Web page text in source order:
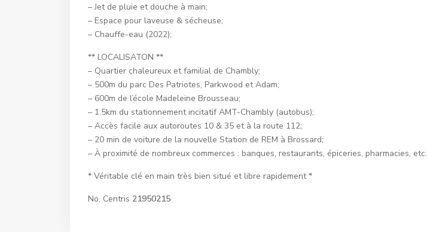
– Jet de pluie et douche à main;
– Espace pour laveuse & sécheuse;
– Chauffe-eau (2022);
** LOCALISATON **
– Quartier chaleureux et familial de Chambly;
– 500m du parc Des Patriotes, Parkwood et Adam;
– 600m de l’école Madeleine Brousseau;
– 1.5km du stationnement incitatif AMT-Chambly (autobus);
– Accès facile aux autoroutes 10 & 35 et à la route 112;
– 20 min de voiture de la nouvelle Station de REM à Brossard;
– À proximité de nombreux commerces : banques, restaurants, épiceries, pharmacies, etc.
* Véritable clé en main très bien situé et libre rapidement *
No. Centris 21950215